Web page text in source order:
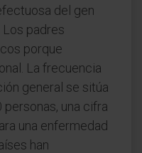
del gen
padres
porque
La frecuencia
general se sitúa
una cifra
una enfermedad
han